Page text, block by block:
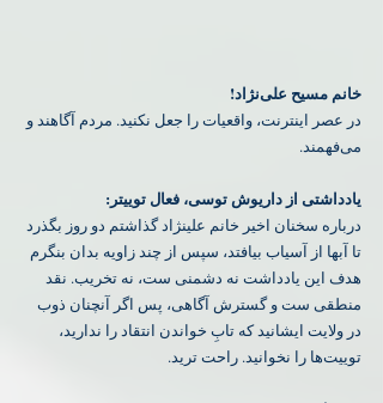
خانم مسیح علی‌نژاد!
‏در عصر اینترنت، واقعیات را جعل نکنید. مردم آگاهند و
می‌فهمند.
یادداشتی از داریوش توسی، فعال توییتر:
درباره سخنان اخیر خانم علینژاد گذاشتم دو روز بگذرد
تا آبها از آسیاب بیافتد، سپس از چند زاویه بدان بنگرم
‏هدف این یادداشت نه دشمنی ست، نه تخریب. نقد
منطقی ست و گسترش آگاهی، ‏پس اگر آنچنان ذوب
در ولایت ایشانید که تابِ خواندن انتقاد را ندارید،
توییت‌ها را نخوانید. راحت ترید.